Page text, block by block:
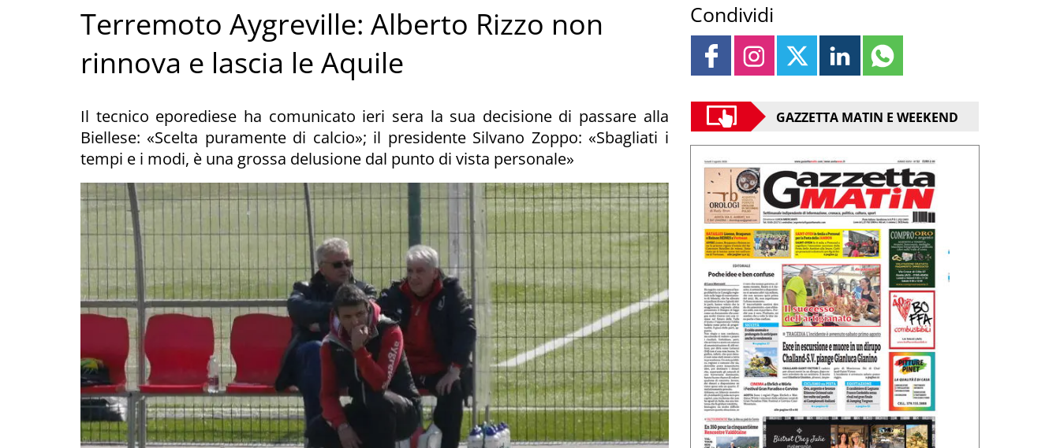
Terremoto Aygreville: Alberto Rizzo non
rinnova e lascia le Aquile
Il tecnico eporediese ha comunicato ieri sera la sua decisione di passare alla
Biellese: «Scelta puramente di calcio»; il presidente Silvano Zoppo: «Sbagliati i
tempi e i modi, è una grossa delusione dal punto di vista personale»
Condividi
GAZZETTA MATIN E WEEKEND